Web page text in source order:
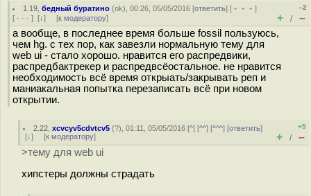
1.19 ,бедный буратино (ok), 00:26, 05/05/2016 [ответить] [ ﹢﹢﹢]
[ · · · ] [↓] [к модератору]
–2
+ / –
а вообще, в последнее время больше fossil пользуюсь,
чем hg. с тех пор, как завезли нормальную тему для
web ui - стало хорошо. нравится его распредвики,
распредбактрекер и распредвсёостальное. не нравится
необходимость всё время открыать/закрывать реп и
маниакальная попытка перезаписать всё при новом
открытии.
2.22 ,xcvcyv5cdvtcv5 (?), 01:11, 05/05/2016 [^] [^^] [^^^] [ответить]
[↓] [к модератору]
+5
+ / –
>тему для web ui
хипстеры должны страдать